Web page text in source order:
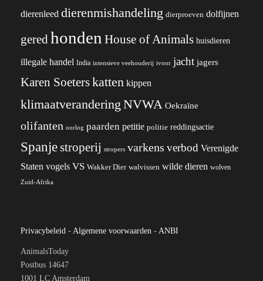
dierenleed dierenmishandeling dierproeven dolfijnen
geredhonden House of Animals huisdieren
illegale handel India intensieve veehouderij ivoor jacht jagers
Karen Soeterskatten kippen
klimaatverandering NVWA Oekraïne
olifanten oorlog paarden petitie politie reddingsactie
Spanjestroperij stropers varkens verbod Verenigde
Staten vogels VS Wakker Dier walvissen wilde dieren wolven
Zuid-Afrika
Privacybeleid - Algemene voorwaarden - ANBI
AnimalsToday
Postbus 14647
1001 LC Amsterdam